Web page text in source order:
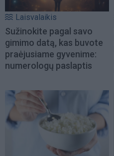
Laisvalaikis
Sužinokite pagal savo
gimimo datą, kas buvote
praėjusiame gyvenime:
numerologų paslaptis